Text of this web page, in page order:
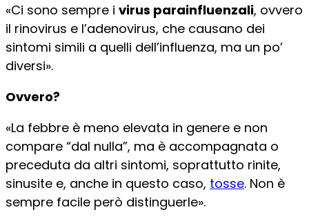
«Ci sono sempre i virus parainfluenzali, ovvero
il rinovirus e l’adenovirus, che causano dei
sintomi simili a quelli dell’influenza, ma un po’
diversi».
Ovvero?
«La febbre è meno elevata in genere e non
compare “dal nulla”, ma è accompagnata o
preceduta da altri sintomi, soprattutto rinite,
sinusite e, anche in questo caso, tosse. Non è
sempre facile però distinguerle».